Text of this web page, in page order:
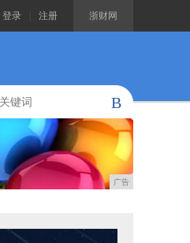
浙财网
登录 注册
B
广告